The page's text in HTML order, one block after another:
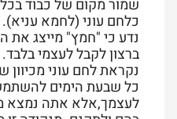
שמור מקום של כבוד
כלחם עוני (לחמא
נדע כי "חמץ" מייצג
ברצון לקבל לעצמי
נקראת לחם עוני
כל שבעת הימים
לעצמך,אלא אתה נמצא